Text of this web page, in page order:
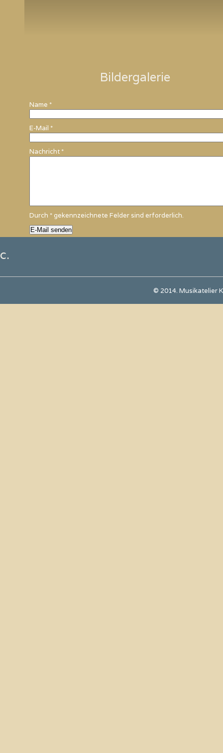
Bildergalerie
Name *
E-Mail *
Nachricht *
Durch * gekennzeichnete Felder sind erforderlich.
c.
© 2014. Musikatelier